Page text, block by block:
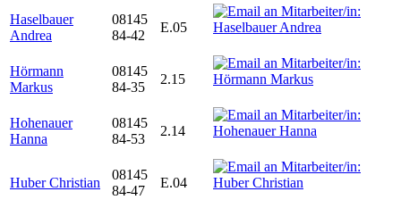
Haselbauer
Andrea
08145
84-42
E.05
Hörmann
Markus
08145
84-35
2.15
Hohenauer
Hanna
08145
84-53
2.14
Huber Christian
08145
84-47
E.04